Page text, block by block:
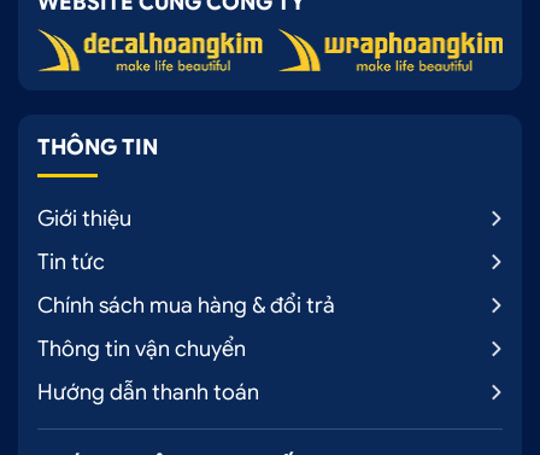
THÔNG TIN
Giới thiệu
Tin tức
Chính sách mua hàng & đổi trả
Thông tin vận chuyển
Hướng dẫn thanh toán